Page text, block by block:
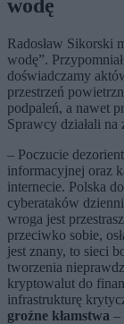
wodę
Radosław Sikorski
wodę”.
doświadczamy
przestrzeń
podpaleń, a nawet
Sprawcy działali
– Poczucie
informacyjnej oraz
internecie. Polska
cyberataków
wroga jest
przeciwko sobie,
jest znany, to sieci
tworzenia
kryptowalut do
infrastrukturę
groźne kłamstwa –